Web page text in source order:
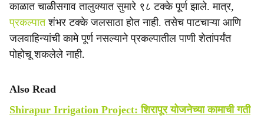
काळात चाळीसगाव तालुक्यात सुमारे ९८ टक्के पूर्ण झाले. मात्र,
प्रकल्पातशंभर टक्के जलसाठा होत नाही. तसेच पाटचाऱ्या आणि
जलवाहिन्यांची कामे पूर्ण नसल्याने प्रकल्पातील पाणी शेतांपर्यंत
पोहोचू शकलेले नाही.
Also Read
Shirapur Irrigation Project: शिरापूर योजनेच्या कामाची गती